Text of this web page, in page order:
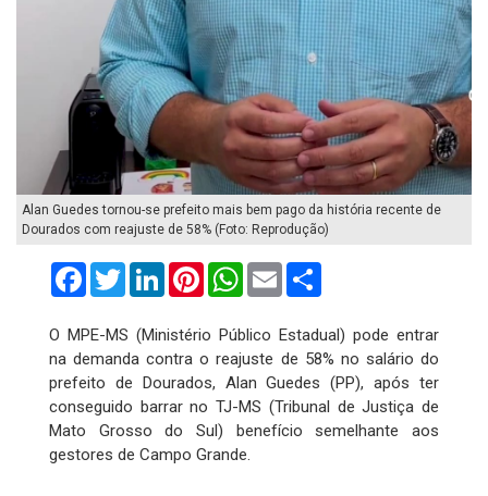
Alan Guedes tornou-se prefeito mais bem pago da história recente de
Dourados com reajuste de 58% (Foto: Reprodução)
FacebookTwitterLinkedInPinterestWhatsApp
Email
O MPE-MS (Ministério Público Estadual) pode entrar
na demanda contra o reajuste de 58% no salário do
prefeito de Dourados, Alan Guedes (PP), após ter
conseguido barrar no TJ-MS (Tribunal de Justiça de
Mato Grosso do Sul) benefício semelhante aos
gestores de Campo Grande.